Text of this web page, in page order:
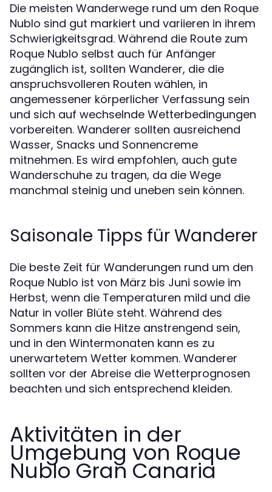
Die meisten Wanderwege rund um den Roque
Nublo sind gut markiert und variieren in ihrem
Schwierigkeitsgrad. Während die Route zum
Roque Nublo selbst auch für Anfänger
zugänglich ist, sollten Wanderer, die die
anspruchsvolleren Routen wählen, in
angemessener körperlicher Verfassung sein
und sich auf wechselnde Wetterbedingungen
vorbereiten. Wanderer sollten ausreichend
Wasser, Snacks und Sonnencreme
mitnehmen. Es wird empfohlen, auch gute
Wanderschuhe zu tragen, da die Wege
manchmal steinig und uneben sein können.
Saisonale Tipps für Wanderer
Die beste Zeit für Wanderungen rund um den
Roque Nublo ist von März bis Juni sowie im
Herbst, wenn die Temperaturen mild und die
Natur in voller Blüte steht. Während des
Sommers kann die Hitze anstrengend sein,
und in den Wintermonaten kann es zu
unerwartetem Wetter kommen. Wanderer
sollten vor der Abreise die Wetterprognosen
beachten und sich entsprechend kleiden.
Aktivitäten in der
Umgebung von Roque
Nublo Gran Canaria